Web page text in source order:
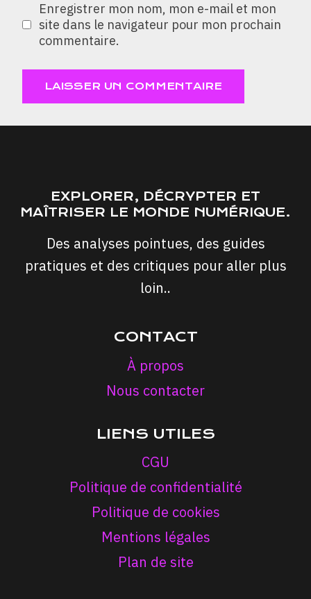
Enregistrer mon nom, mon e-mail et mon
site dans le navigateur pour mon prochain
commentaire.
EXPLORER, DÉCRYPTER ET
MAÎTRISER LE MONDE NUMÉRIQUE.
Des analyses pointues, des guides
pratiques et des critiques pour aller plus
loin..
CONTACT
À propos
Nous contacter
LIENS UTILES
CGU
Politique de confidentialité
Politique de cookies
Mentions légales
Plan de site